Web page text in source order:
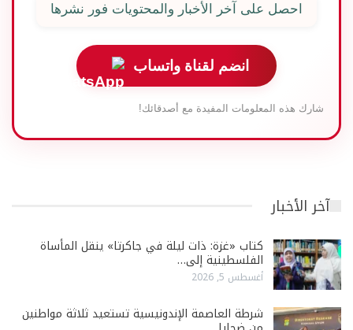
احصل على آخر الأخبار والمحتويات فور نشرها
انضم لقناة واتساب
شارك هذه المعلومات المفيدة مع أصدقائك!
آخر الأخبار
كتاب «غزة: ذات ليلة في جاكرتا» ينقل المأساة
الفلسطينية إلى…
أغسطس 5, 2026
شرطة العاصمة الإندونيسية تستعيد ثلاثة مواطنين